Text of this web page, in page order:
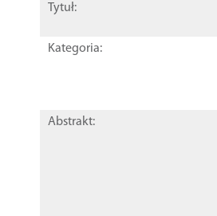
Tytuł:
Kategoria:
Abstrakt: